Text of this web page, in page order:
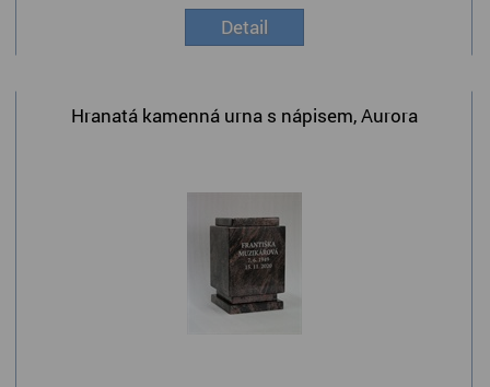
Detail
Hranatá kamenná urna s nápisem, Aurora